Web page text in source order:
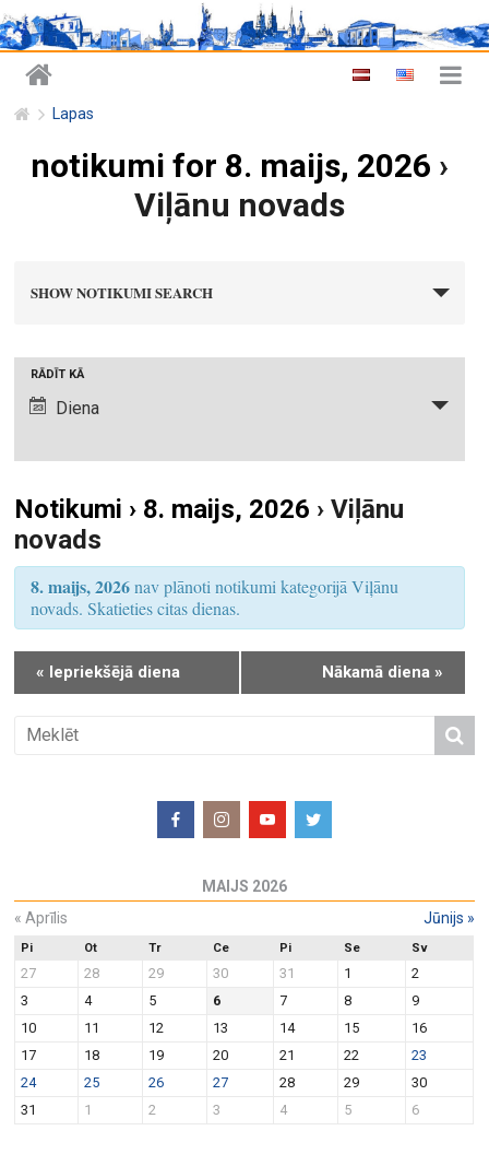
Lapas
notikumi for 8. maijs, 2026 ›
Viļānu novads
i
S
e
a
c
h
a
d
s
N
a
v
g
a
t
SHOW NOTIKUMI SEARCH
i
u
m
s
i
e
N
t
i
o
n
RĀDĪT KĀ
Diena
Notikumi › 8. maijs, 2026 › Viļānu
novads
8. maijs, 2026nav plānoti notikumi kategorijā Viļānu
novads. Skatieties citas dienas.
« Iepriekšējā diena Nākamā diena »
MAIJS 2026
« Aprīlis Jūnijs »
Pi Ot Tr Ce Pi Se Sv
27 28 29 30 31 1
2
3
4 5 6 7 8
9
10
11 12 13 14 15
16
17
18 19 20 21 22
23
24
25 26 27 28 29
30
31
1 2 3 4 5 6